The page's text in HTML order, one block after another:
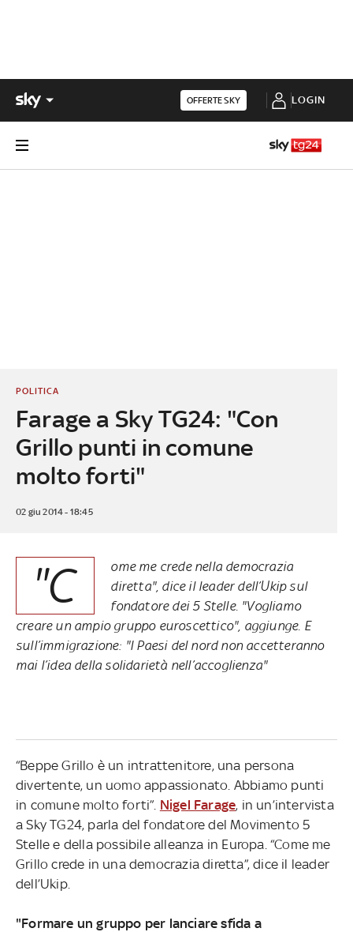
OFFERTE SKY LOGIN
Farage a Sky TG24: "Con
Grillo punti in comune
molto forti"
POLITICA
02 giu 2014 - 18:45
"C
ome me crede nella democrazia
diretta", dice il leader dell’Ukip sul
fondatore dei 5 Stelle. "Vogliamo
creare un ampio gruppo euroscettico", aggiunge. E
sull’immigrazione: "I Paesi del nord non accetteranno
mai l’idea della solidarietà nell’accoglienza"
“Beppe Grillo è un intrattenitore, una persona
divertente, un uomo appassionato. Abbiamo punti
in comune molto forti”. Nigel Farage, in un’intervista
a Sky TG24, parla del fondatore del Movimento 5
Stelle e della possibile alleanza in Europa. “Come me
Grillo crede in una democrazia diretta”, dice il leader
dell’Ukip.
"Formare un gruppo per lanciare sfida a